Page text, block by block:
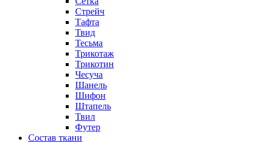
Стрейч
Тафта
Твид
Тесьма
Трикотаж
Трикотин
Чесуча
Шанель
Шифон
Штапель
Твил
Футер
Состав ткани